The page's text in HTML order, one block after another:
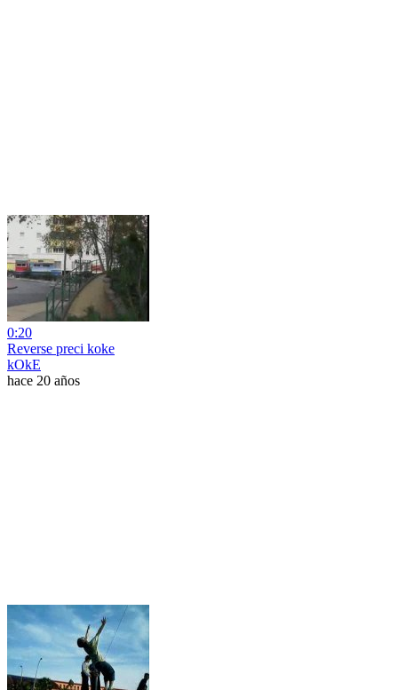
0:20
Reverse preci koke
kOkE
hace 20 años